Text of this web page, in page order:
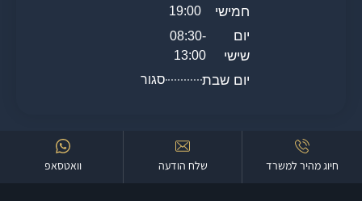
חמישי
19:00
יום
שישי
08:30-
13:00
יום שבת סגור
חיוג מהיר למשרד שלח הודעה וואטסאפ